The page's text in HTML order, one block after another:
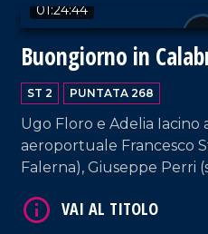
01:24:44
Buongiorno in
ST 2 PUNTATA 268
Ugo Floro e Adelia Iacino
aeroportuale Francesco
Falerna), Giuseppe Perri
Mariateresa Fragomeni
VAI AL TITOLO